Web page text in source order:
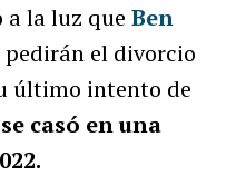
a la luz que Ben
pedirán el divorcio
último intento de
casó en una